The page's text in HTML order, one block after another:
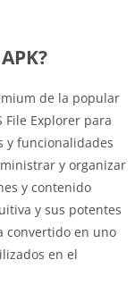
de la popular
Explorer para
y funcionalidades
y organizar
y contenido
y sus potentes
convertido en uno
en el